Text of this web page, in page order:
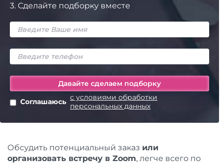
3. Сделайте подборку вместе
Соглашаюсь с условиями обработки
персональных данных
Обсудить потенциальный заказ или
организовать встречу в Zoom, легче всего по